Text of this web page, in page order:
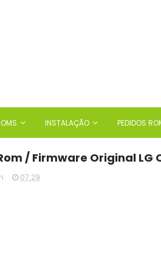
INSTALAÇÃO PEDIDOS
/ Firmware Original LG
07:29